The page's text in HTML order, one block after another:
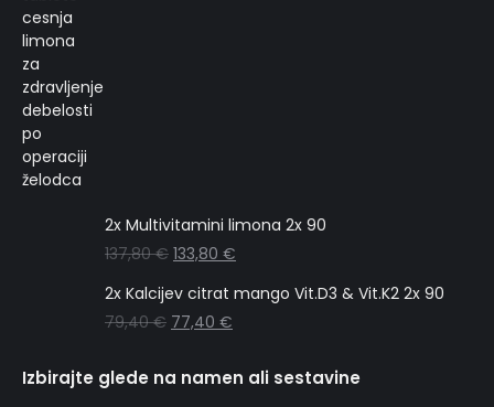
2x Multivitamini limona 2x 90
137,80€ 133,80 €
2x Kalcijev citrat mango Vit.D3 & Vit.K2 2x 90
79,40€ 77,40 €
Izbirajte glede na namen ali sestavine